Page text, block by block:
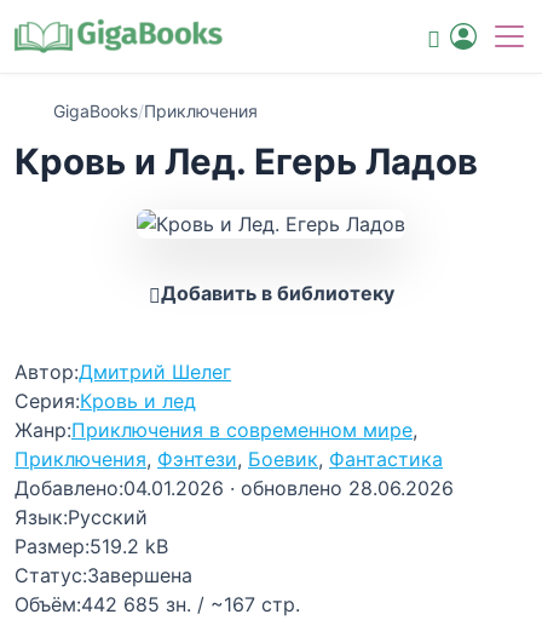
GigaBooks/Приключения
Кровь и Лед. Егерь Ладов
Добавить в библиотеку
Автор:Дмитрий Шелег
Серия:Кровь и лед
Жанр:Приключения в современном мире,
Приключения, Фэнтези, Боевик, Фантастика
Добавлено:04.01.2026 · обновлено 28.06.2026
Язык:Русский
Размер:519.2 kB
Статус:Завершена
Объём:442 685 зн. / ~167 стр.